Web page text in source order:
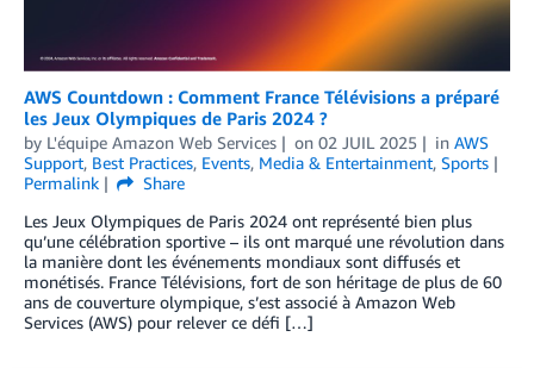
AWS Countdown : Comment France Télévisions a préparé
les Jeux Olympiques de Paris 2024 ?
by L'équipe Amazon Web Services on 02 JUIL 2025 in AWS
Support, Best Practices, Events, Media & Entertainment, Sports
Permalink
Share
Les Jeux Olympiques de Paris 2024 ont représenté bien plus
qu’une célébration sportive – ils ont marqué une révolution dans
la manière dont les événements mondiaux sont diffusés et
monétisés. France Télévisions, fort de son héritage de plus de 60
ans de couverture olympique, s’est associé à Amazon Web
Services (AWS) pour relever ce défi […]